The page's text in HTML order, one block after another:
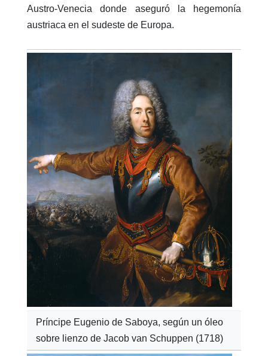
Austro-Venecia donde aseguró la hegemonía
austriaca en el sudeste de Europa.
Príncipe Eugenio de Saboya, según un óleo
sobre lienzo de Jacob van Schuppen (1718)